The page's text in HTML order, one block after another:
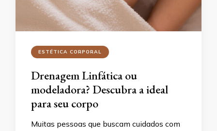
ESTÉTICA CORPORAL
Drenagem Linfática ou
modeladora? Descubra a ideal
para seu corpo
Muitas pessoas que buscam cuidados com